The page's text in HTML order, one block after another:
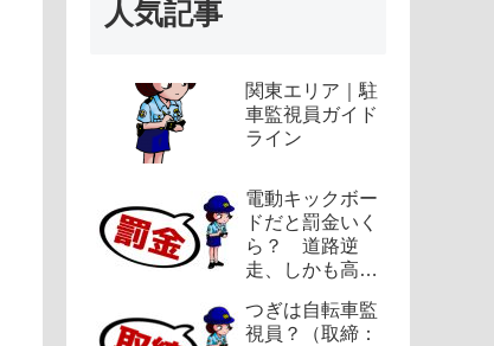
人気記事
関東エリア｜駐
車監視員ガイド
ライン
電動キックボー
ドだと罰金いく
ら？ 道路逆
走、しかも高速
８２）
つぎは自転車監
視員？（取締：